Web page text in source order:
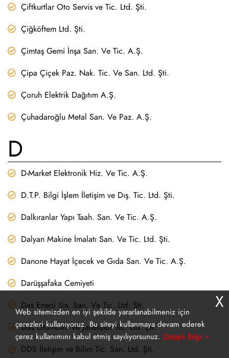
Çiftkurtlar Oto Servis ve Tic. Ltd. Şti.
Çiğköftem Ltd. Şti.
Çimtaş Gemi İnşa San. Ve Tic. A.Ş.
Çipa Çiçek Paz. Nak. Tic. Ve San. Ltd. Şti.
Çoruh Elektrik Dağıtım A.Ş.
Çuhadaroğlu Metal San. Ve Paz. A.Ş.
D
D-Market Elektronik Hiz. Ve Tic. A.Ş.
D.T.P. Bilgi İşlem İletişim ve Dış. Tic. Ltd. Şti.
Dalkıranlar Yapı Taah. San. Ve Tic. A.Ş.
Dalyan Makine İmalatı San. Ve Tic. Ltd. Şti.
Danone Hayat İçecek ve Gıda San. Ve Tic. A.Ş.
Darüşşafaka Cemiyeti
Das Enerji Sis. San. Ve Tic. Ltd. Şti.
Das Otomotiv Ve Jeneratör Tic. Ltd. Şti.
DDS İletişim ve Bilim Tic. San. Ltd. Şti.
Web sitemizden en iyi şekilde yararlanabilmeniz için
çerezleri kullanıyoruz. Bu siteyi kullanmaya devam ederek
çerez kullanımını kabul etmiş sayılıyorsunuz. Detaylı Bilgi >
X